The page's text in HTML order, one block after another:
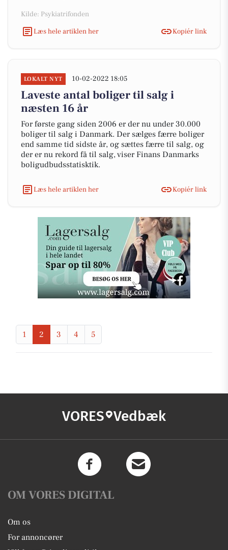
Kilde: Psykiatrifonden
Læs hele artiklen her
Kopiér link
LOKALT NYT 10-02-2022 18:05
Laveste antal boliger til salg i
næsten 16 år
For første gang siden 2006 er der nu under 30.000
boliger til salg i Danmark. Der sælges færre boliger
end samme tid sidste år, og sættes færre til salg, og
der er nu rekord få til salg, viser Finans Danmarks
boligudbudsstatisktik.
Læs hele artiklen her Kopiér link
1 2 3 4 5
VORES Vedbæk
OM VORES DIGITAL
Om os
For annoncører